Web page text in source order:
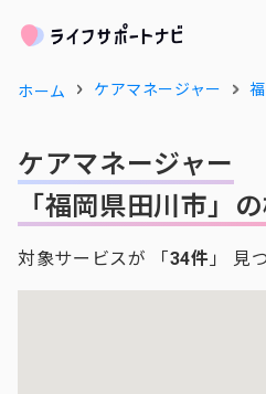
ホーム ケアマネージャー
ケアマネージャー
「福岡県田川市」
対象サービスが 「34件 」 見